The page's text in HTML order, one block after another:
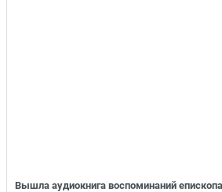
Вышла аудиокнига воспоминаний